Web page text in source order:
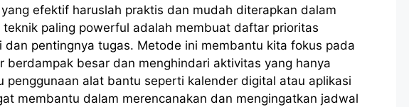
efektif haruslah praktis dan mudah diterapkan dalam
teknik paling powerful adalah membuat daftar prioritas
dan pentingnya tugas. Metode ini membantu kita fokus pada
berdampak besar dan menghindari aktivitas yang hanya
penggunaan alat bantu seperti kalender digital atau aplikasi
membantu dalam merencanakan dan mengingatkan jadwal